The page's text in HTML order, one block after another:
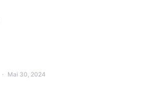
Mai 30, 2024